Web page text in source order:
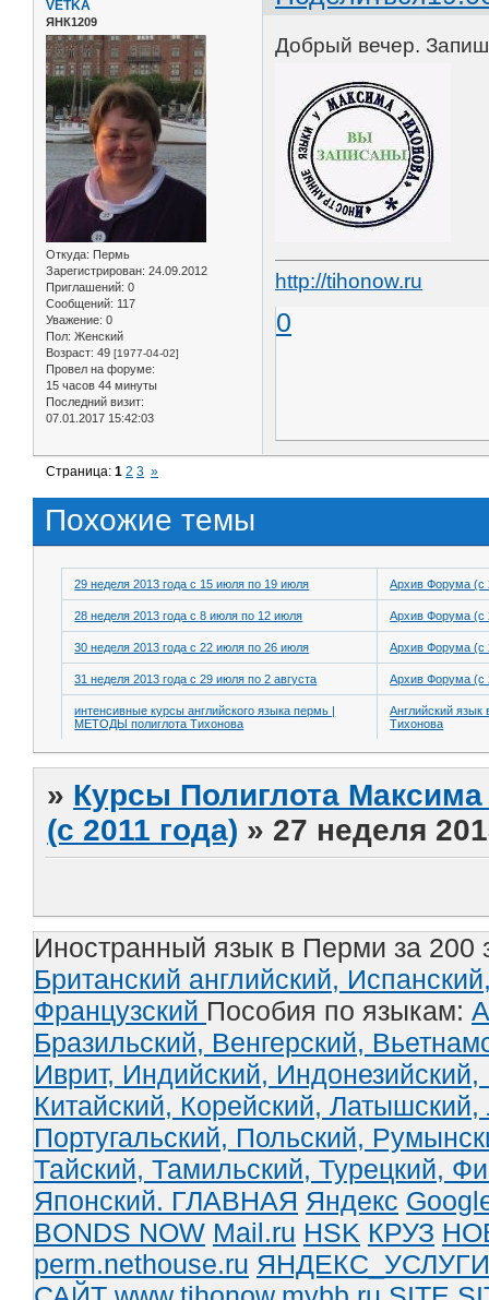
VETKA
ЯНК1209
Откуда: Пермь
Зарегистрирован: 24.09.2012
Приглашений: 0
Сообщений: 117
Уважение: 0
Пол: Женский
Возраст: 49 [1977-04-02]
Провел на форуме:
15 часов 44 минуты
Последний визит:
07.01.2017 15:42:03
Добрый вечер.
http://tihonow.ru
0
Страница:1 2 3 »
Похожие темы
29 неделя 2013 года с 15 июля по 19 июля Архив Форума (с
28 неделя 2013 года с 8 июля по 12 июля Архив Форума (с
30 неделя 2013 года с 22 июля по 26 июля Архив Форума (с
31 неделя 2013 года с 29 июля по 2 августа Архив Форума (с
интенсивные курсы английского языка пермь |
МЕТОДЫ полиглота Тихонова
Английский
Тихонова
» Курсы Полиглота
(с 2011 года) » 27 неделя
Иностранный язык в Перми за 200
Британский английский,
Французский Пособия по языкам:
Бразильский, Венгерский,
Иврит, Индийский, Индонезийский,
Китайский, Корейский, Латышский,
Португальский, Польский,
Тайский, Тамильский, Турецкий,
Японский. ГЛАВНАЯ Яндекс
BONDS NOW Mail.ru HSK КРУЗ
perm.nethouse.ru ЯНДЕКС_УСЛУГИ